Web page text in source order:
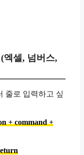
엑셀, 넘버스,
줄로 입력하고 싶
+ command +